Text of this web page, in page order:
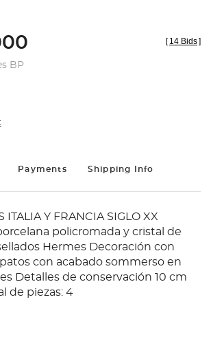
BP
[ 14 Bids]
Payments Shipping Info
ITALIA Y FRANCIA SIGLO XX
policromada y cristal de
Hermes Decoración con
con acabado sommerso en
Detalles de conservación 10 cm
de piezas: 4